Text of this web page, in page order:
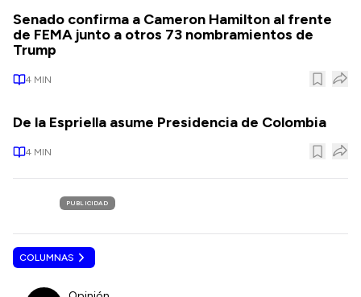
Senado confirma a Cameron Hamilton al frente
de FEMA junto a otros 73 nombramientos de
Trump
4 MIN
De la Espriella asume Presidencia de Colombia
4 MIN
PUBLICIDAD
COLUMNAS